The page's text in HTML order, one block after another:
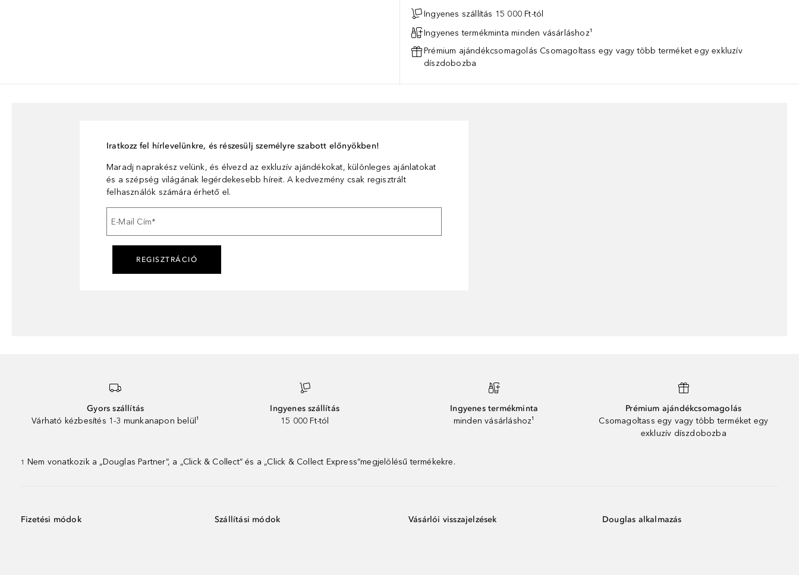
Ingyenes szállítás 15 000 Ft-tól
Ingyenes termékminta minden vásárláshoz¹
Prémium ajándékcsomagolás Csomagoltass egy vagy több terméket egy exkluzív
díszdobozba
Iratkozz fel hírlevelünkre, és részesülj személyre szabott előnyökben!
Maradj naprakész velünk, és élvezd az exkluzív ajándékokat, különleges ajánlatokat
és a szépség világának legérdekesebb híreit. A kedvezmény csak regisztrált
felhasználók számára érhető el.
E-Mail Cím*
REGISZTRÁCIÓ
Gyors szállítás
Várható kézbesítés 1-3 munkanapon belül¹
Ingyenes szállítás
15 000 Ft-tól
Ingyenes termékminta
minden vásárláshoz¹
Prémium ajándékcsomagolás
Csomagoltass egy vagy több terméket egy
exkluzív díszdobozba
1 Nem vonatkozik a „Douglas Partner”, a „Click & Collect” és a „Click & Collect Express”megjelölésű termékekre.
Fizetési módok Szállítási módok Vásárlói visszajelzések Douglas alkalmazás